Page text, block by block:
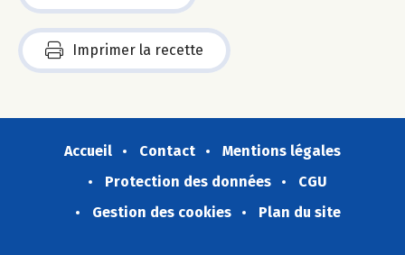
Imprimer la recette
Accueil Contact
Mentions légales
Protection des données
CGU
Gestion des cookies
Plan du site